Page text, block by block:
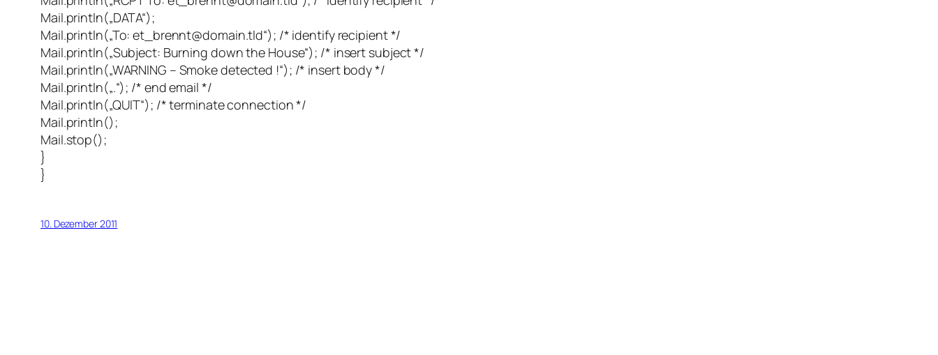
Mail.println(„DATA“);
Mail.println(„To: et_brennt@domain.tld“); /* identify recipient */
Mail.println(„Subject: Burning down the House“); /* insert subject */
Mail.println(„WARNING – Smoke detected !“); /* insert body */
Mail.println(„.“); /* end email */
Mail.println(„QUIT“); /* terminate connection */
Mail.println();
Mail.stop();
}
}
10. Dezember 2011